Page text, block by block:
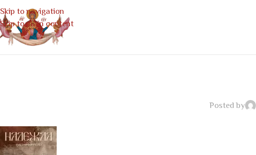
Skip to navigation
Skip to main content
Posted by